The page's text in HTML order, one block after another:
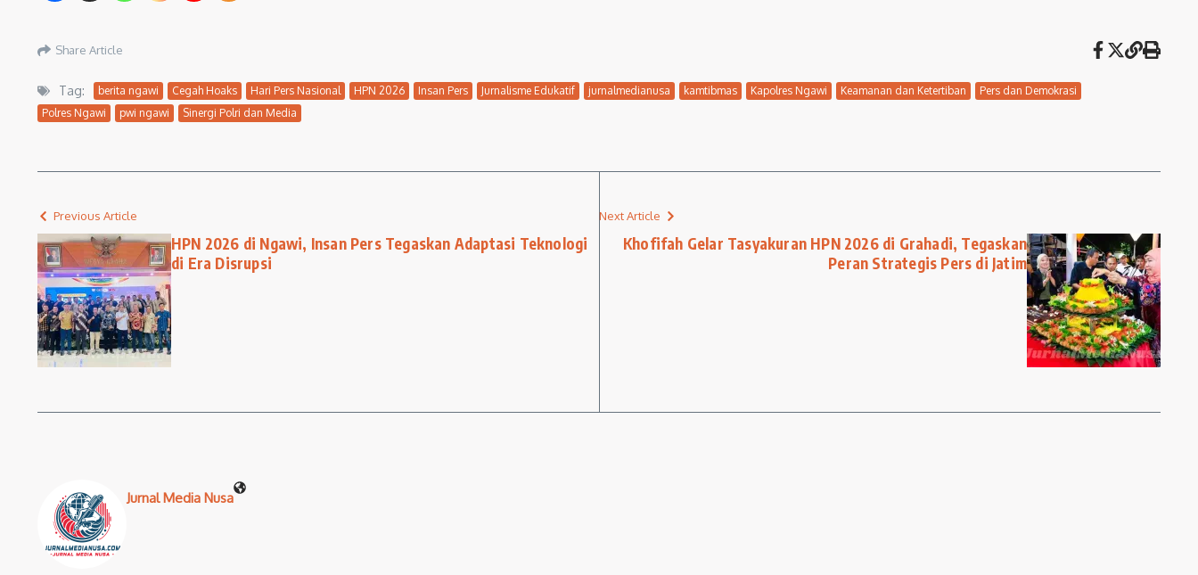
Share Article
Tag: berita ngawi Cegah Hoaks Hari Pers Nasional HPN 2026 Insan Pers Jurnalisme Edukatif jurnalmedianusa kamtibmas Kapolres Ngawi Keamanan dan Ketertiban
Pers dan Demokrasi
Polres Ngawi
pwi ngawi Sinergi Polri dan Media
Previous Article
HPN 2026 di Ngawi, Insan Pers Tegaskan Adaptasi Teknologi
di Era Disrupsi
Next Article
Khofifah Gelar Tasyakuran HPN 2026 di Grahadi, Tegaskan
Peran Strategis Pers di Jatim
Jurnal Media Nusa